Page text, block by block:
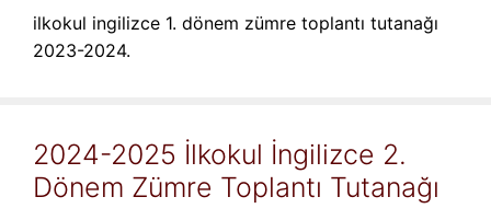
ilkokul ingilizce 1. dönem zümre toplantı tutanağı
2023-2024.
2024-2025 İlkokul İngilizce 2.
Dönem Zümre Toplantı Tutanağı